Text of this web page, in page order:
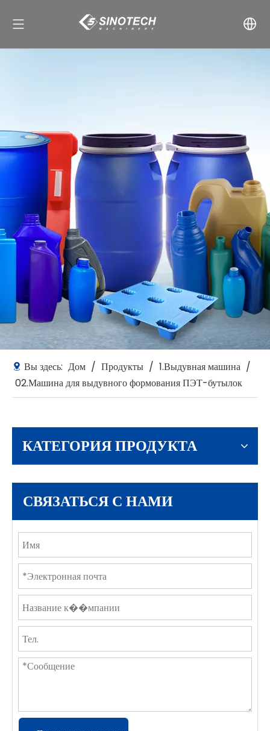
Вы здесь: Дом / Продукты / 1.Выдувная машина /
02.Машина для выдувного формования ПЭТ-бутылок
КАТЕГОРИЯ ПРОДУКТА
СВЯЗАТЬСЯ С НАМИ